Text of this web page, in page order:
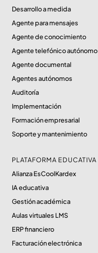
Desarrollo a medida
Agente para mensajes
Agente de conocimiento
Agente telefónico autónomo
Agente documental
Agentes autónomos
Auditoría
Implementación
Formación empresarial
Soporte y mantenimiento
PLATAFORMA EDUCATIVA
Alianza EsCoolKardex
IA educativa
Gestión académica
Aulas virtuales LMS
ERP financiero
Facturación electrónica